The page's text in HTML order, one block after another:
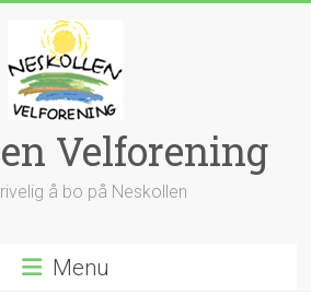
Velforening
å bo på Neskollen
Menu